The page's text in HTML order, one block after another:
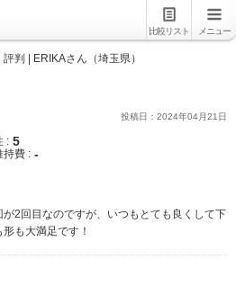
比較リスト メニュー
判 | ERIKAさん（埼玉県）
投稿日： 2024年04月21 日
: 5
持費 : -
2回目なのですが、いつもとても良くして下
も大満足です！